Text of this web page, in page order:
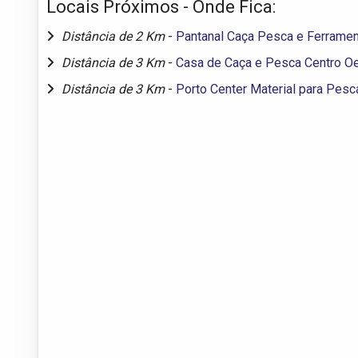
Locais Próximos - Onde Fica:
Distância de 2 Km - Pantanal Caça Pesca e
Distância de 3 Km - Casa de Caça e Pesca Centro
Distância de 3 Km - Porto Center Material para